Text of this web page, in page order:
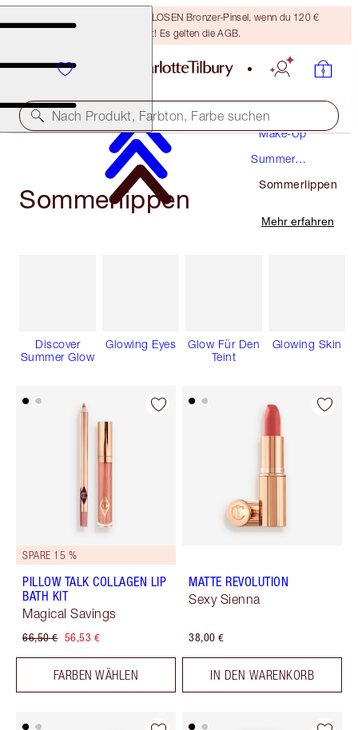
Sichere dir einen KOSTENLOSEN Bronzer-Pinsel, wenn du 120 €
ausgibst! Es gelten die AGB.
Nach Produkt, Farbton, Farbe suchen
Make-Up
Summer
Sommerlippen
Sommerlippen
Mehr erfahren
Discover
Summer Glow
Glowing Eyes
Glow Für Den
Teint
Glowing Skin
SPARE 15 %
PILLOW TALK COLLAGEN LIP
BATH KIT
Magical Savings
66,50 € 56,53 €
FARBEN WÄHLEN
MATTE REVOLUTION
Sexy Sienna
38,00 €
IN DEN WARENKORB